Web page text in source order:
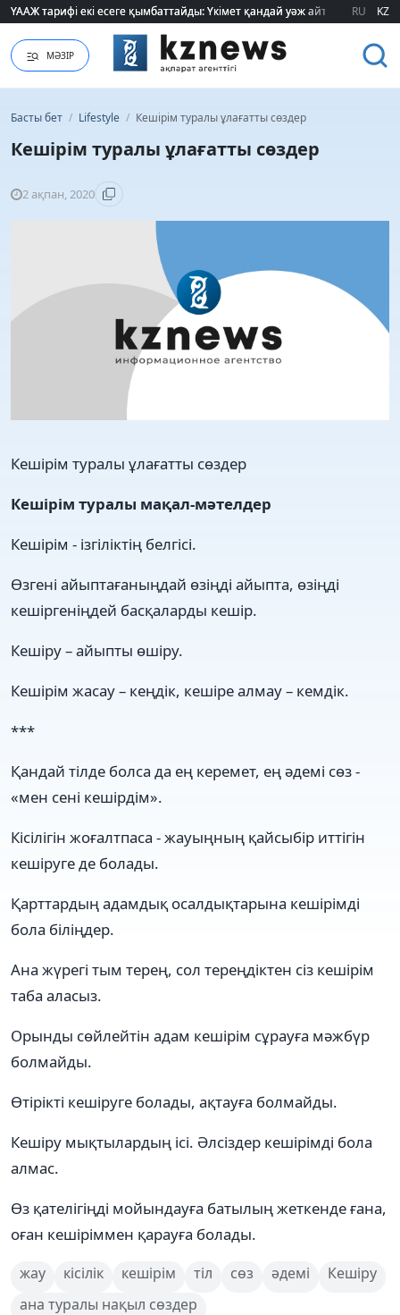
ҮААЖ тарифі екі есеге қымбаттайды: Үкімет қандай уәж айтады?
ҮААЖ тарифі екі есеге қымбаттайды: Үкімет қандай уәж айтады? RU KZ
МӘЗІР
Басты бет / Lifestyle / Кешірім туралы ұлағатты сөздер
Кешірім туралы ұлағатты сөздер
2 ақпан, 2020
Кешірім туралы ұлағатты сөздер
Кешірім туралы мақал-мәтелдер
Кешірім - ізгіліктің белгісі.
Өзгені айыптағаныңдай өзіңді айыпта, өзіңді
кешіргеніңдей басқаларды кешір.
Кешіру – айыпты өшіру.
Кешірім жасау – кеңдік, кешіре алмау – кемдік.
***
Қандай тілде болса да ең керемет, ең әдемі сөз -
«мен сені кешірдім».
Кісілігін жоғалтпаса - жауыңның қайсыбір иттігін
кешіруге де болады.
Қарттардың адамдық осалдықтарына кешірімді
бола біліңдер.
Ана жүрегі тым терең, сол тереңдіктен сіз кешірім
таба аласыз.
Орынды сөйлейтін адам кешірім сұрауға мәжбүр
болмайды.
Өтірікті кешіруге болады, ақтауға болмайды.
Кешіру мықтылардың ісі. Әлсіздер кешірімді бола
алмас.
Өз қателігіңді мойындауға батылың жеткенде ғана,
оған кешіріммен қарауға болады.
жау кісілік кешірім тіл сөз әдемі
Кешіру
ана туралы нақыл сөздер